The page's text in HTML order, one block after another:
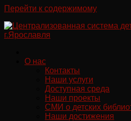
Перейти к содержимому
О нас
Контакты
Наши услуги
Доступная среда
Наши проекты
СМИ о детских
Наши достижения